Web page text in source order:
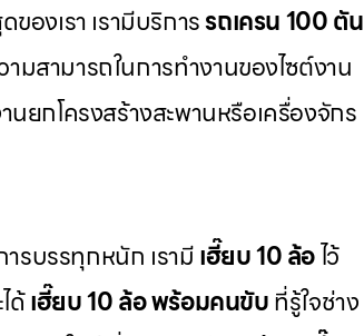
องเรา เรามีบริการรถเครน 100 ตัน
มสามารถในการทำงานของไซต์งาน
กโครงสร้างสะพานหรือเครื่องจักร
รบรรทุกหนัก เรามีเฮี๊ยบ 10 ล้อไว้
ด้เฮี๊ยบ 10 ล้อ พร้อมคนขับที่รู้ใจช่าง